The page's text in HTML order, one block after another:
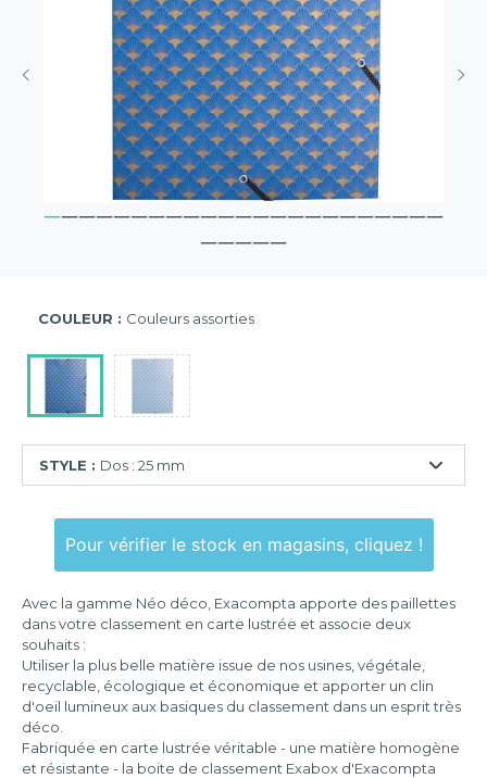
COULEUR : Couleurs assorties
STYLE : Dos : 25 mm
mm
Dos
:
40
mm
Pour vérifier le stock en magasins, cliquez !
Avec la gamme Néo déco, Exacompta apporte des paillettes
dans votre classement en carte lustrée et associe deux
souhaits :
Utiliser la plus belle matière issue de nos usines, végétale,
recyclable, écologique et économique et apporter un clin
d'oeil lumineux aux basiques du classement dans un esprit très
déco.
Fabriquée en carte lustrée véritable - une matière homogène
et résistante - la boite de classement Exabox d'Exacompta